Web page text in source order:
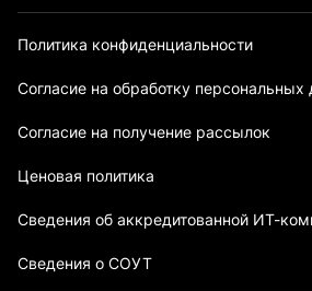
Политика конфиденциальности
Согласие на обработку персональных
Согласие на получение рассылок
Ценовая политика
Сведения об аккредитованной ИТ-
Сведения о СОУТ